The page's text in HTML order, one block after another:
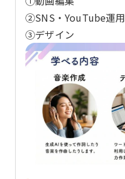
②SNS・YouTube運用
③デザイン